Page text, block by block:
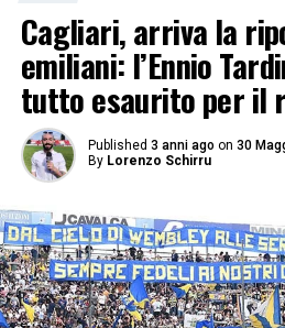
Cagliari, arriva la
emiliani: l’Ennio
tutto esaurito per il
Published 3 anni ago on 30
By Lorenzo Schirru